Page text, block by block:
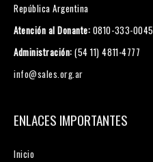
República Argentina
Atención al Donante: 0810-333-0045
Administración: (54 11) 4811-4777
info@sales.org.ar
ENLACES IMPORTANTES
Inicio